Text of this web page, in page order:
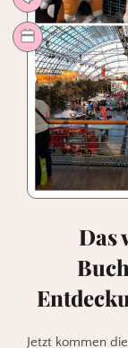
Das
Jetzt kommen